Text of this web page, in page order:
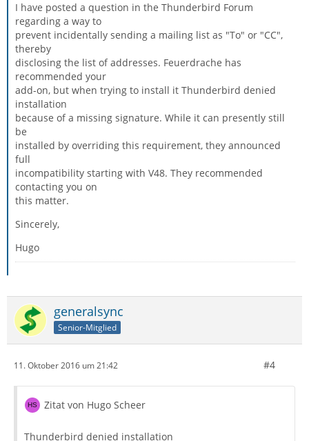
I have posted a question in the Thunderbird Forum
regarding a way to
prevent incidentally sending a mailing list as "To" or "CC",
thereby
disclosing the list of addresses. Feuerdrache has
recommended your
add-on, but when trying to install it Thunderbird denied
installation
because of a missing signature. While it can presently still
be
installed by overriding this requirement, they announced
full
incompatibility starting with V48. They recommended
contacting you on
this matter.
Sincerely,
Hugo
generalsync
Senior-Mitglied
11. Oktober 2016 um 21:42 #4
Zitat von Hugo Scheer
Thunderbird denied installation